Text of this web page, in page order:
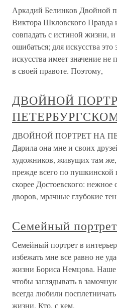
Аркадий Белинков Двойной
Виктора Шкловского Правда
совпадать с истиной жизни,
ошибаться; для искусства
искусства имеет значение не
в своей правоте. Поэтому,
ДВОЙНОЙ
ДВОЙНОЙ ПОРТРЕТ НА
Дарила она мне и своих
художников, живущих там
прежде всего по
скорее Достоевского: нежное
дворов, мрачные глубокие
Семейный
Семейный портрет в
избежать мне все равно не
жизни Бориса Немцова. Наше
чтобы заглядывать в
всегда любили
жизни. Кто, с кем,